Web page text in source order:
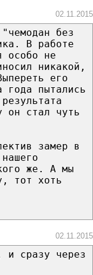
02.11.2015
без
В работе
особо не
никакой,
его
года пытались
он стал чуть
замер в
же. А мы
тот хоть
02.11.2015
и сразу через